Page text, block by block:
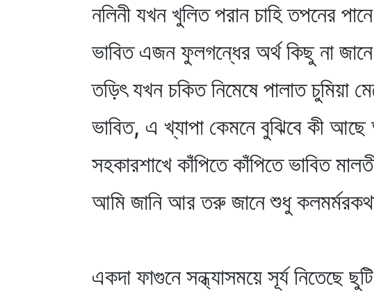
নলিনী যখন খুলিত পরান চাহি তপনের পানে
ভাবিত এজন ফুলগন্ধের অর্থ কিছু না
তড়িৎ যখন চকিত নিমেষে পালাত চুমিয়া
ভাবিত, এ খ্যাপা কেমনে বুঝিবে কী আছে
সহকারশাখে কাঁপিতে কাঁপিতে ভাবিত
আমি জানি আর তরু জানে শুধু
একদা ফাগুনে সন্ধ্যাসময়ে সূর্য নিতেছে